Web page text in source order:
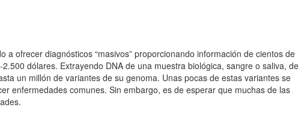
ofrecer diagnósticos “masivos” proporcionando información de cientos de
dólares. Extrayendo DNA de una muestra biológica, sangre o saliva, de
un millón de variantes de su genoma. Unas pocas de estas variantes se
enfermedades comunes. Sin embargo, es de esperar que muchas de las